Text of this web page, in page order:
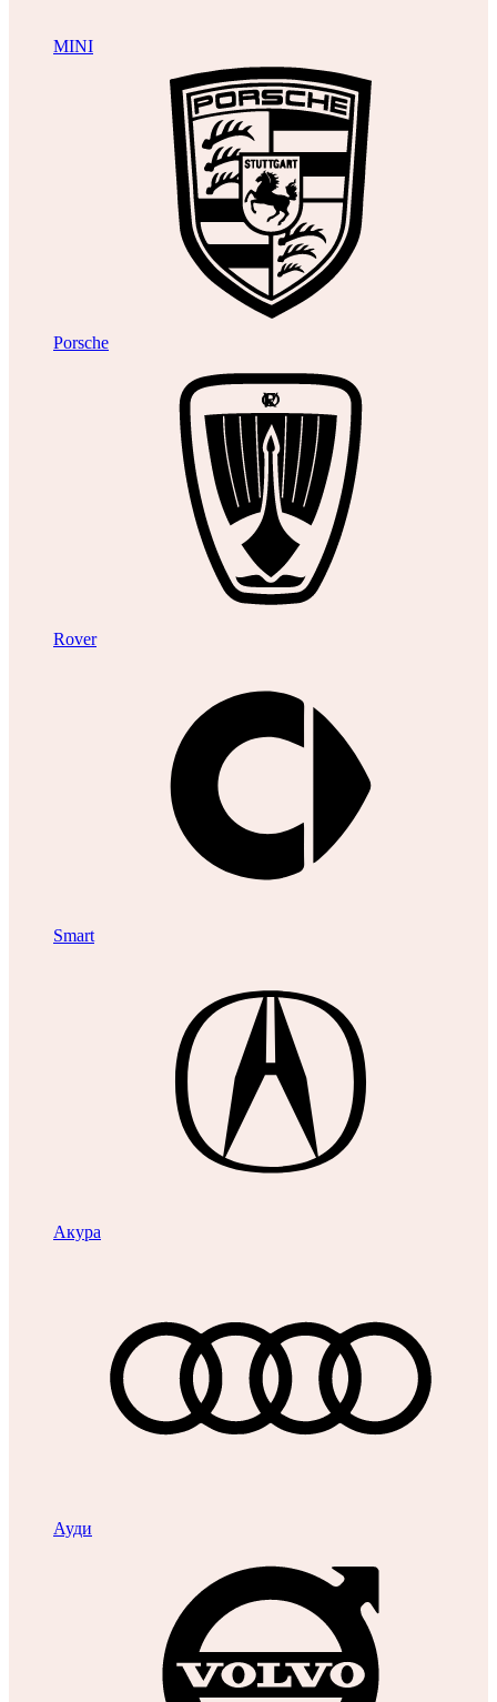
MINI
Porsche
Rover
Smart
Акура
Ауди